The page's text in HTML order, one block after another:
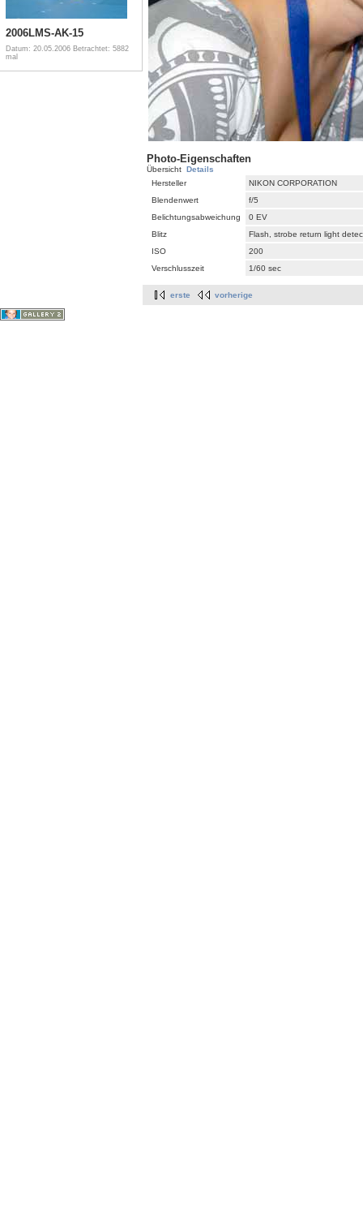
2006LMS-AK-15
Datum: 20.05.2006 Betrachtet: 5882
mal
Photo-Eigenschaften
Übersicht Details
Hersteller
NIKON CORPORATION
Blendenwert
f/5
Belichtungsabweichung
0 EV
Blitz
Flash, strobe return light
ISO
200
Verschlusszeit
1/60 sec
erste vorherige